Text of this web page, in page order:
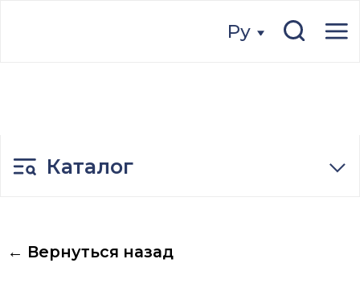
← Вернуться назад